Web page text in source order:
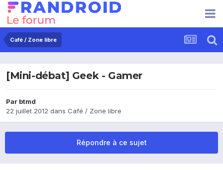
Café / Zone libre
[Mini-débat] Geek - Gamer
Par btmd
22 juillet 2012 dans Café / Zone libre
Répondre à ce sujet